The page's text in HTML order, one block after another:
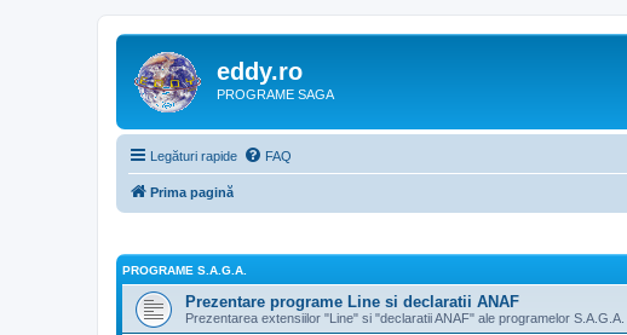
eddy.ro
PROGRAME SAGA
Legături rapide FAQ
Prima pagină
PROGRAME S.A.G.A.
Prezentare programe Line si declaratii ANAF
Prezentarea extensiilor "Line" si "declaratii ANAF" ale programelor S.A.G.A.